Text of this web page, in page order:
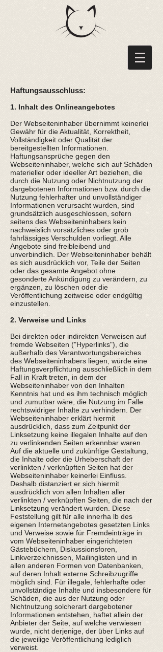
Haftungsausschluss:
1. Inhalt des Onlineangebotes
Der Webseiteninhaber übernimmt keinerlei
Gewähr für die Aktualität, Korrektheit,
Vollständigkeit oder Qualität der
bereitgestellten Informationen.
Haftungsansprüche gegen den
Webseiteninhaber, welche sich auf Schäden
materieller oder ideeller Art beziehen, die
durch die Nutzung oder Nichtnutzung der
dargebotenen Informationen bzw. durch die
Nutzung fehlerhafter und unvollständiger
Informationen verursacht wurden, sind
grundsätzlich ausgeschlossen, sofern
seitens des Webseiteninhabers kein
nachweislich vorsätzliches oder grob
fahrlässiges Verschulden vorliegt. Alle
Angebote sind freibleibend und
unverbindlich. Der Webseiteninhaber behält
es sich ausdrücklich vor, Teile der Seiten
oder das gesamte Angebot ohne
gesonderte Ankündigung zu verändern, zu
ergänzen, zu löschen oder die
Veröffentlichung zeitweise oder endgültig
einzustellen.
2. Verweise und Links
Bei direkten oder indirekten Verweisen auf
fremde Webseiten ("Hyperlinks"), die
außerhalb des Verantwortungsbereiches
des Webseiteninhabers liegen, würde eine
Haftungsverpflichtung ausschließlich in dem
Fall in Kraft treten, in dem der
Webseiteninhaber von den Inhalten
Kenntnis hat und es ihm technisch möglich
und zumutbar wäre, die Nutzung im Falle
rechtswidriger Inhalte zu verhindern. Der
Webseiteninhaber erklärt hiermit
ausdrücklich, dass zum Zeitpunkt der
Linksetzung keine illegalen Inhalte auf den
zu verlinkenden Seiten erkennbar waren.
Auf die aktuelle und zukünftige Gestaltung,
die Inhalte oder die Urheberschaft der
verlinkten / verknüpften Seiten hat der
Webseiteninhaber keinerlei Einfluss.
Deshalb distanziert er sich hiermit
ausdrücklich von allen Inhalten aller
verlinkten / verknüpften Seiten, die nach der
Linksetzung verändert wurden. Diese
Feststellung gilt für alle innerha lb des
eigenen Internetangebotes gesetzten Links
und Verweise sowie für Fremdeinträge in
vom Webseiteninhaber eingerichteten
Gästebüchern, Diskussionsforen,
Linkverzeichnissen, Mailinglisten und in
allen anderen Formen von Datenbanken,
auf deren Inhalt externe Schreibzugriffe
möglich sind. Für illegale, fehlerhafte oder
unvollständige Inhalte und insbesondere für
Schäden, die aus der Nutzung oder
Nichtnutzung solcherart dargebotener
Informationen entstehen, haftet allein der
Anbieter der Seite, auf welche verwiesen
wurde, nicht derjenige, der über Links auf
die jeweilige Veröffentlichung lediglich
verweist.